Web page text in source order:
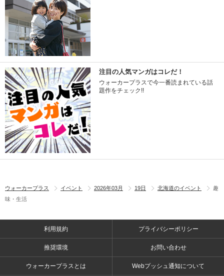
注目の人気マンガはコレだ！
ウォーカープラスで今一番読まれている話
題作をチェック!!
ウォーカープラス イベント 2026年03月 19日 北海道のイベント
趣
味・生活
利用規約 プライバシーポリシー
推奨環境 お問い合わせ
ウォーカープラスとは Webプッシュ通知について